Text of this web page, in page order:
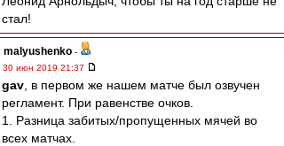
стал!
malyushenko -
30 июн 2019 21:37
gav , в первом же нашем матче был озвучен
регламент. При равенстве очков.
1. Разница забитых/пропущенных мячей во
всех матчах.